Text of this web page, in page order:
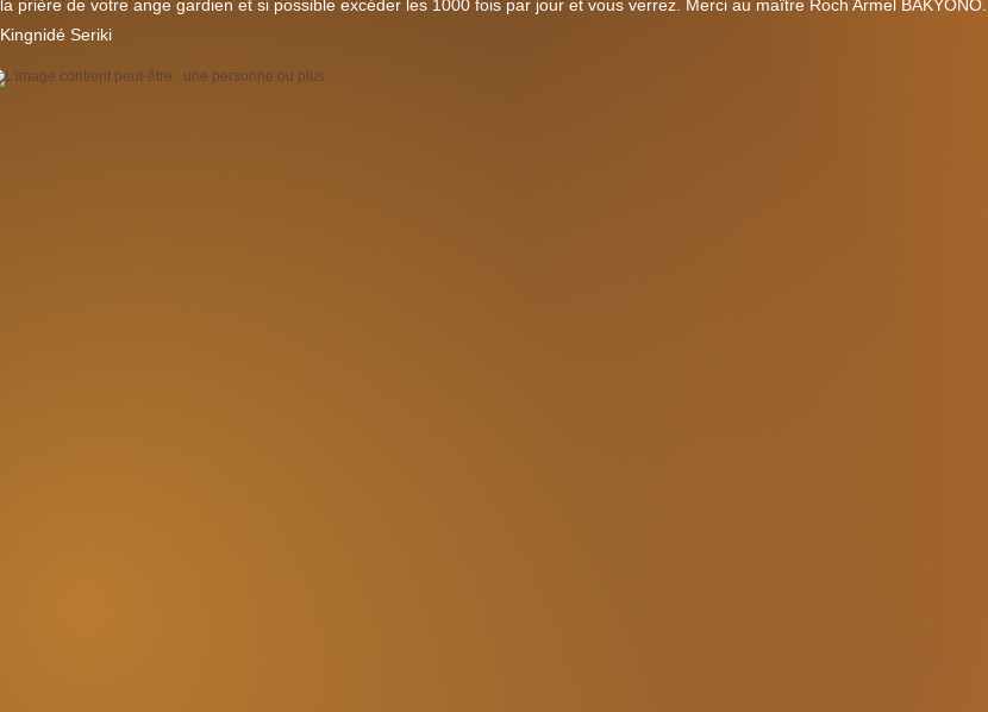
la prière de votre ange gardien et si possible excéder les 1000 fois par jour et vous verrez. Merci au maître Roch Armel BAKYONO.
Kingnidé Seriki